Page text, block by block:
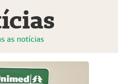
as notícias